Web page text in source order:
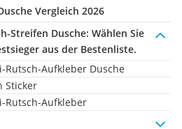
Vergleich 2026
Streifen Dusche: Wählen Sie
aus der Bestenliste.
Rutsch-Aufkleber Dusche
Sticker
Rutsch-Aufkleber